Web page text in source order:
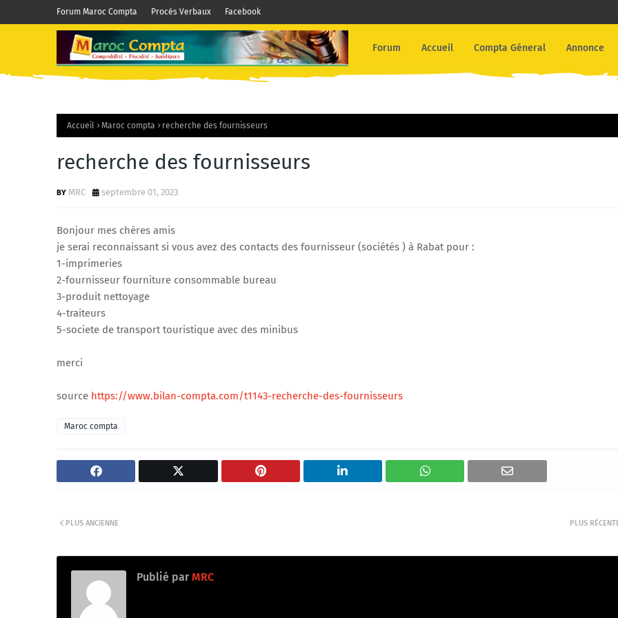
Forum Maroc Compta Procés Verbaux Facebook
Forum Accueil Compta Géneral Annonce
Accueil Maroc compta recherche des fournisseurs
recherche des fournisseurs
MRC septembre 01, 2023
Bonjour mes chères amis
je serai reconnaissant si vous avez des contacts des fournisseur (sociétés ) à Rabat pour :
1-imprimeries
2-fournisseur fourniture consommable bureau
3-produit nettoyage
4-traiteurs
5-societe de transport touristique avec des minibus
merci
source https://www.bilan-compta.com/t1143-recherche-des-fournisseurs
Maroc compta
PLUS
PLUS ANCIENNE
Publié par MRC